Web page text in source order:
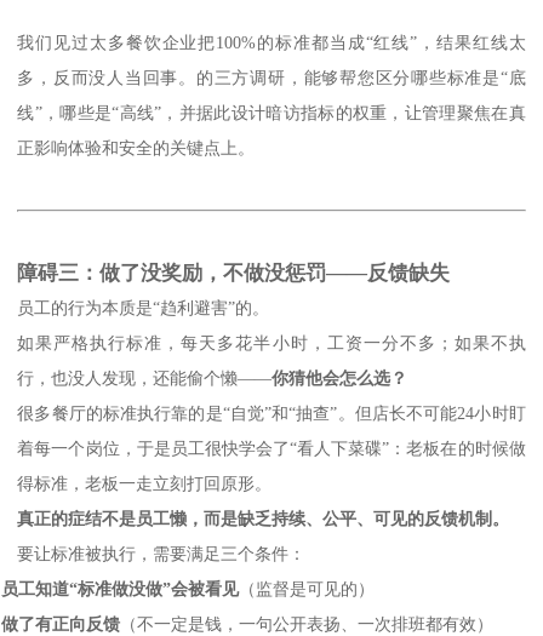
我们见过太多餐饮企业把100%的标准都当成“红线”，结果红线太
多，反而没人当回事。的三方调研，能够帮您区分哪些标准是“底
线”，哪些是“高线”，并据此设计暗访指标的权重，让管理聚焦在真
正影响体验和安全的关键点上。
障碍三：做了没奖励，不做没惩罚——反馈缺失
员工的行为本质是“趋利避害”的。
如果严格执行标准，每天多花半小时，工资一分不多；如果不执
行，也没人发现，还能偷个懒——你猜他会怎么选？
很多餐厅的标准执行靠的是“自觉”和“抽查”。但店长不可能24小时盯
着每一个岗位，于是员工很快学会了“看人下菜碟”：老板在的时候做
得标准，老板一走立刻打回原形。
真正的症结不是员工懒，而是缺乏持续、公平、可见的反馈机制。
要让标准被执行，需要满足三个条件：
员工知道“标准做没做”会被看见（监督是可见的）
做了有正向反馈 （不一定是钱，一句公开表扬、一次排班都有效）